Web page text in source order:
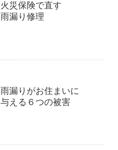
火災保険で直す
雨漏り修理
雨漏りがお住まいに
与える６つの被害